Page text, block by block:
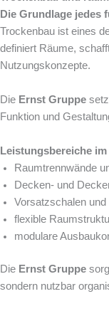
Die Grundlage jedes
Trockenbau ist eines
definiert Räume,
Nutzungskonzepte.
Die Ernst Gruppe
Funktion und
Leistungsbereiche
Raumtrennwände
Decken- und
Vorsatzschalen
flexible
modulare
Die Ernst Gruppe
sondern nutzbar